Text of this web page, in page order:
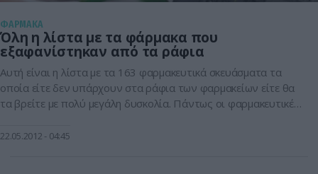
ΦΑΡΜΑΚΑ
Όλη η λίστα με τα φάρμακα που
εξαφανίστηκαν από τα ράφια
Αυτή είναι η λίστα με τα 163 φαρμακευτικά σκευάσματα τα
οποία είτε δεν υπάρχουν στα ράφια των φαρμακείων είτε θα
τα βρείτε με πολύ μεγάλη δυσκολία. Πάντως οι φαρμακευτικές
τον ανεφοδιασμό των φαρμακείων και των νοσοκομείων,
22.05.2012 04:45